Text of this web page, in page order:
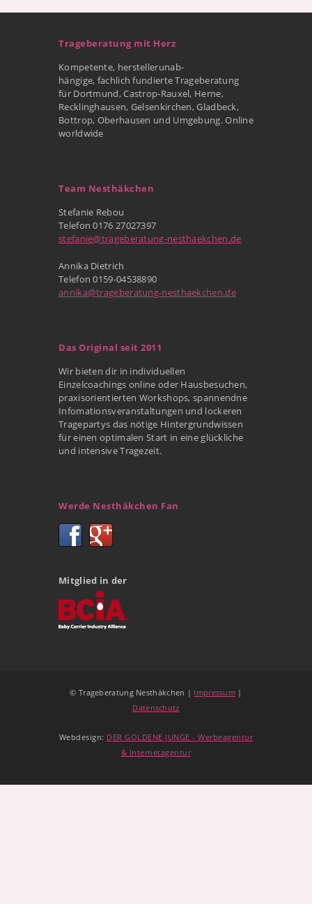
Trageberatung mit Herz
Kompetente, herstellerunab-
hängige, fachlich fundierte Trageberatung
für Dortmund, Castrop-Rauxel, Herne,
Recklinghausen, Gelsenkirchen, Gladbeck,
Bottrop, Oberhausen und Umgebung. Online
worldwide
Team Nesthäkchen
Stefanie Rebou
Telefon 0176 27027397
stefanie@trageberatung-nesthaekchen.de
Annika Dietrich
Telefon 0159-04538890
annika@trageberatung-nesthaekchen.de
Das Original seit 2011
Wir bieten dir in individuellen
Einzelcoachings online oder Hausbesuchen,
praxisorientierten Workshops, spannendne
Infomationsveranstaltungen und lockeren
Tragepartys das nötige Hintergrundwissen
für einen optimalen Start in eine glückliche
und intensive Tragezeit.
Werde Nesthäkchen Fan
Mitglied in der
© Trageberatung Nesthäkchen | Impressum |
Datenschutz
Webdesign: DER GOLDENE JUNGE - Werbeagentur
& Internetagentur